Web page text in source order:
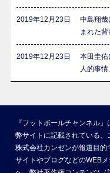
2019年12月23日
中島翔哉
まれた
2019年12月23日
本田圭佑
人的事
『フットボールチャンネル
弊サイトに記載されている、
株式会社カンゼンが報道目的
サイトやブログなどのWEB